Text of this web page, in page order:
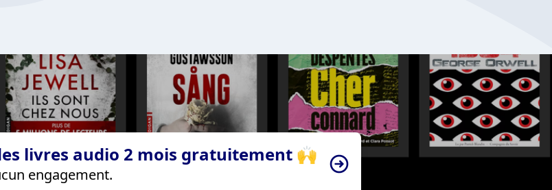
livres audio 2 mois gratuitement 🙌
engagement.